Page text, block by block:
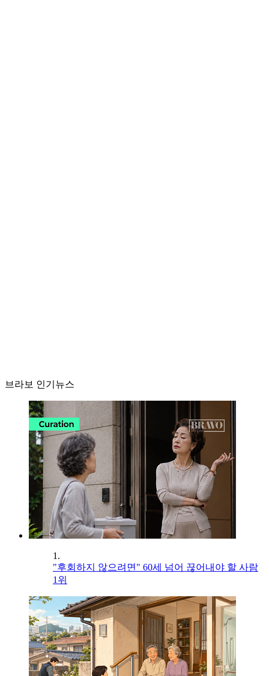
브라보 인기뉴스
1.
"후회하지 않으려면" 60세 넘어 끊어내야 할 사람
1위